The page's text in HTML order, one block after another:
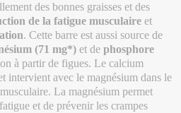
des bonnes graisses et des
de la fatigue musculaire et
. Cette barre est aussi source de
(71 mg*) et de phosphore
à partir de figues. Le calcium
intervient avec le magnésium dans le
La magnésium permet
et de prévenir les crampes